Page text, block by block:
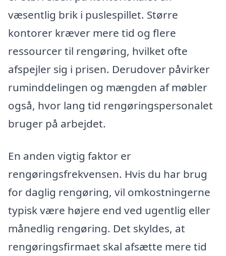
væsentlig brik i puslespillet. Større
kontorer kræver mere tid og flere
ressourcer til rengøring, hvilket ofte
afspejler sig i prisen. Derudover påvirker
ruminddelingen og mængden af møbler
også, hvor lang tid rengøringspersonalet
bruger på arbejdet.
En anden vigtig faktor er
rengøringsfrekvensen. Hvis du har brug
for daglig rengøring, vil omkostningerne
typisk være højere end ved ugentlig eller
månedlig rengøring. Det skyldes, at
rengøringsfirmaet skal afsætte mere tid